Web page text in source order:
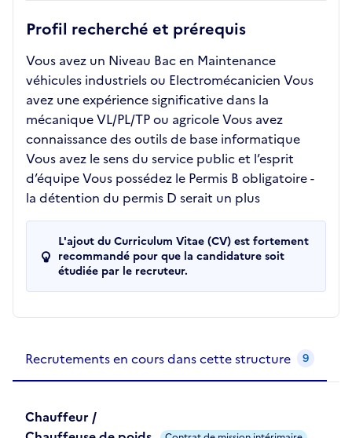
Profil recherché et prérequis
Vous avez un Niveau Bac en Maintenance
véhicules industriels ou Electromécanicien Vous
avez une expérience significative dans la
mécanique VL/PL/TP ou agricole Vous avez
connaissance des outils de base informatique
Vous avez le sens du service public et l’esprit
d’équipe Vous possédez le Permis B obligatoire -
la détention du permis D serait un plus
L'ajout du Curriculum Vitae (CV) est fortement
recommandé pour que la candidature soit
étudiée par le recruteur.
Recrutements en cours dans cette structure 9
Chauffeur /